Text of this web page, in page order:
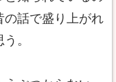
の話で盛り上がれ
。